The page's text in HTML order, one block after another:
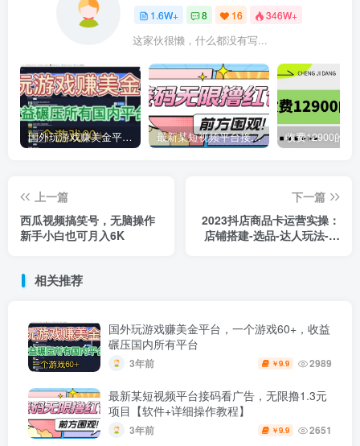
1.6W+ 8 16 346W+
这家伙很懒，什么都没有写...
国外玩游戏赚美金平台，一个游戏60+，收益碾压国内所有平台 最新某短视频平台接码看广告，无限撸1.3元项目【软件+详细操作教程】
上一篇
西瓜视频搞笑号，无脑操作
新手小白也可月入6K
下一篇
2023抖店商品卡运营实操：
店铺搭建-选品-达人玩法-商
相关推荐
国外玩游戏赚美金平台，一个游戏60+，收益
碾压国内所有平台
3年前 ￥9.9 2989
最新某短视频平台接码看广告，无限撸1.3元
项目【软件+详细操作教程】
3年前 ￥9.9 2651